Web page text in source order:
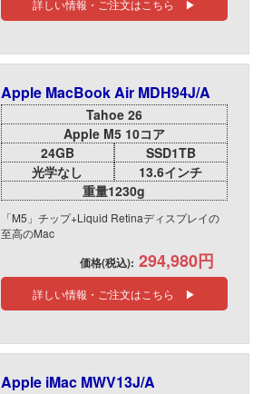
詳しい情報・ご注文はこちら ▶
Apple MacBook Air MDH94J/A
Tahoe 26
Apple M5 10コア
24GB
SSD1TB
光学なし
13.6インチ
重量1230g
「M5」チップ+Liquid Retinaディスプレイの
至高のMac
価格(税込): 294,980円
詳しい情報・ご注文はこちら ▶
Apple iMac MWV13J/A